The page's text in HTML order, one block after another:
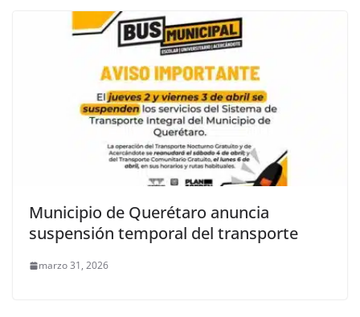
Municipio de Querétaro anuncia
suspensión temporal del transporte
marzo 31, 2026